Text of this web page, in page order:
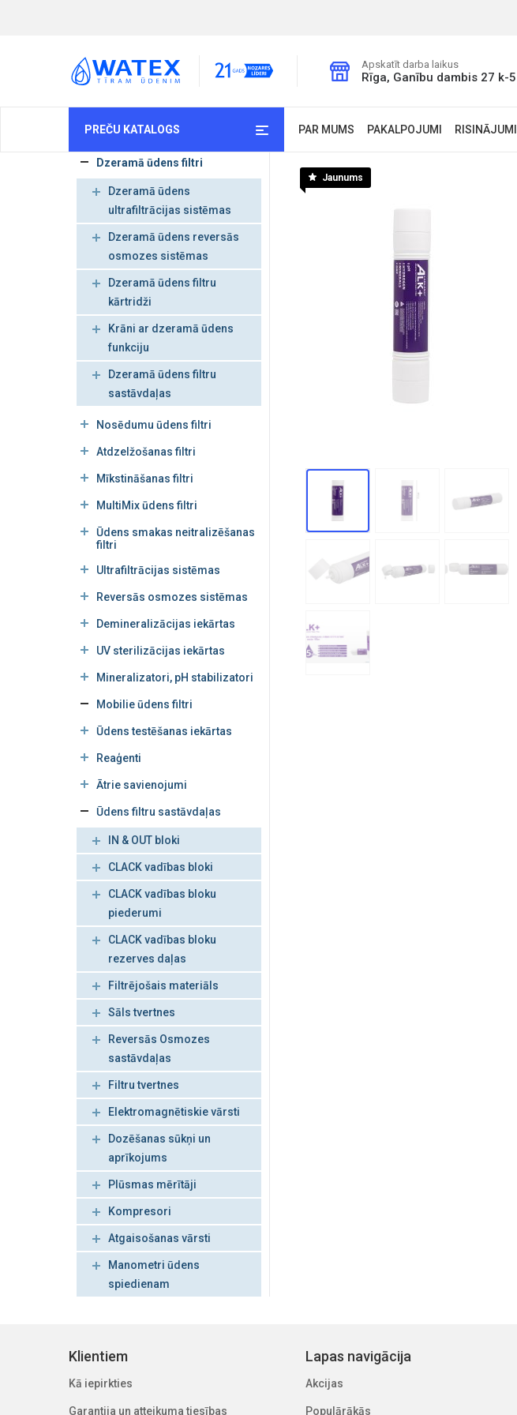
Apskatīt darba laikus
Rīga, Ganību dambis 27 k-5
PREČU KATALOGS PAR MUMS PAKALPOJUMI RISINĀJUMI
Dzeramā ūdens filtri
Dzeramā ūdens
ultrafiltrācijas sistēmas
Dzeramā ūdens reversās
osmozes sistēmas
Dzeramā ūdens filtru
kārtridži
Krāni ar dzeramā ūdens
funkciju
Dzeramā ūdens filtru
sastāvdaļas
Nosēdumu ūdens filtri
Atdzelžošanas filtri
Mīkstināšanas filtri
MultiMix ūdens filtri
Ūdens smakas neitralizēšanas
filtri
Ultrafiltrācijas sistēmas
Reversās osmozes sistēmas
Demineralizācijas iekārtas
UV sterilizācijas iekārtas
Mineralizatori, pH stabilizatori
Mobilie ūdens filtri
Ūdens testēšanas iekārtas
Reaģenti
Ātrie savienojumi
Ūdens filtru sastāvdaļas
IN & OUT bloki
CLACK vadības bloki
CLACK vadības bloku
piederumi
CLACK vadības bloku
rezerves daļas
Filtrējošais materiāls
Sāls tvertnes
Reversās Osmozes
sastāvdaļas
Filtru tvertnes
Elektromagnētiskie vārsti
Dozēšanas sūkņi un
aprīkojums
Plūsmas mērītāji
Kompresori
Atgaisošanas vārsti
Manometri ūdens
spiedienam
Jaunums
Klientiem
Kā iepirkties
Garantija un atteikuma tiesības
Lapas navigācija
Akcijas
Populārākās